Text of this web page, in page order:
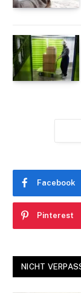
Facebook
Pinterest
NICHT